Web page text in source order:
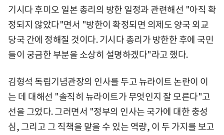
기시다 후미오 일본 총리의 방한 일정과 관련해선 "아직 확
정되지 않았다"면서 "방한이 확정되면 의제도 양국 외교
당국 간에 정해질 것이다. 기시다 총리가 방한한 후에 국민
들이 궁금한 부분을 소상히 설명하겠다"라고 했다.
김형석 독립기념관장의 인사를 두고 뉴라이트 논란이 이
는 데 대해선 "솔직히 뉴라이트가 무엇인지 잘 모른다"고
선을 그었다. 그러면서 "정부의 인사는 국가에 대한 충성
심, 그리고 그 직책을 맡을 수 있는 역량, 이 두 가지를 보고